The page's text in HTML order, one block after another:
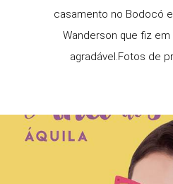
casamento no Bodocó
Wanderson que fiz
agradável.Fotos de